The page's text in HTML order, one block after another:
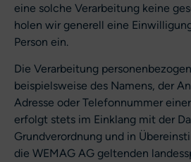
eine solche Verarbeitung keine
holen wir generell eine
Person ein.
Die Verarbeitung
beispielsweise des Namens, der
Adresse oder Telefonnummer
erfolgt stets im Einklang mit der
Grundverordnung und in
die WEMAG AG geltenden